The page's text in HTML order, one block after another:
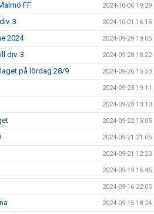
FF 2024-10-06 19:29
3 2024-10-01 16:15
2024 2024-09-29 19:05
div. 3 2024-09-28 18:22
på lördag 28/9 2024-09-26 15:53
2024-09-23 19:11
2024-09-23 13:10
2024-09-22 15:05
2024-09-21 21:05
2024-09-21 12:23
2024-09-19 16:46
2024-09-16 22:05
2024-09-15 18:24